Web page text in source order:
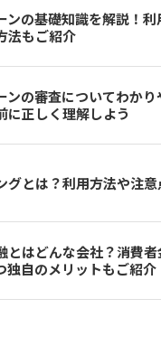
ンの基礎知識を解説！利
法もご紹介
ンの審査についてわかり
に正しく理解しよう
グとは？利用方法や注
とはどんな会社？消費
独自のメリットもご紹介